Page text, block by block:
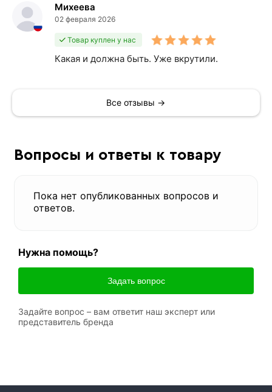
Михеева
02 февраля 2026
Товар куплен у нас
Какая и должна быть. Уже вкрутили.
Все отзывы →
Вопросы и ответы к товару
Пока нет опубликованных вопросов и
ответов.
Нужна помощь?
Задать вопрос
Задайте вопрос – вам ответит наш эксперт или
представитель бренда